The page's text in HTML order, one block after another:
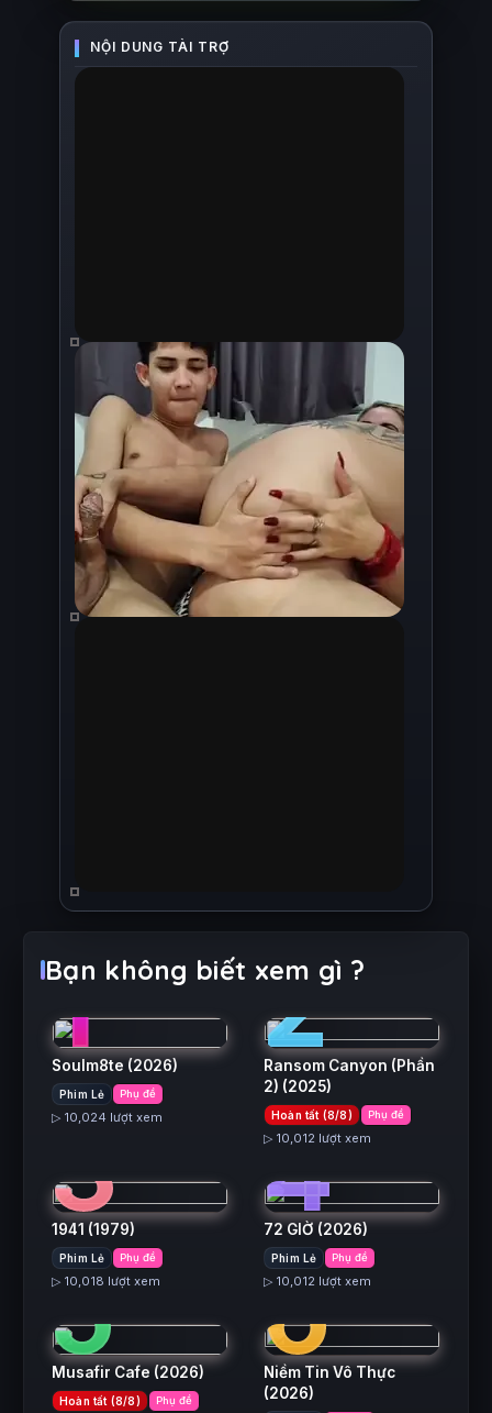
Bạn không biết xem gì ?
1
Soulm8te (2026)
Phim Lẻ Phụ đề
▷ 10,024 lượt xem
2
Ransom Canyon (Phần
2) (2025)
Hoàn tất (8/8) Phụ đề
▷ 10,012 lượt xem
3
1941 (1979)
Phim Lẻ Phụ đề
▷ 10,018 lượt xem
4
72 GIỜ (2026)
Phim Lẻ Phụ đề
▷ 10,012 lượt xem
5
Musafir Cafe (2026)
Hoàn tất (8/8) Phụ đề
6
Niềm Tin Vô Thực
(2026)